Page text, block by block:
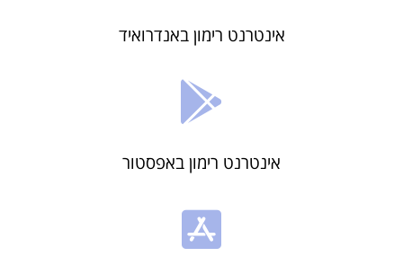
אינטרנט רימון באנדרואיד
אינטרנט רימון באפסטור